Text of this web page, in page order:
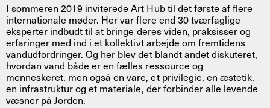
I sommeren 2019 inviterede Art Hub til det første af flere
internationale møder. Her var flere end 30 tværfaglige
eksperter indbudt til at bringe deres viden, praksisser og
erfaringer med ind i et kollektivt arbejde om fremtidens
vandudfordringer. Og her blev det blandt andet diskuteret,
hvordan vand både er en fælles ressource og
menneskeret, men også en vare, et privilegie, en æstetik,
en infrastruktur og et materiale, der forbinder alle levende
væsner på Jorden.